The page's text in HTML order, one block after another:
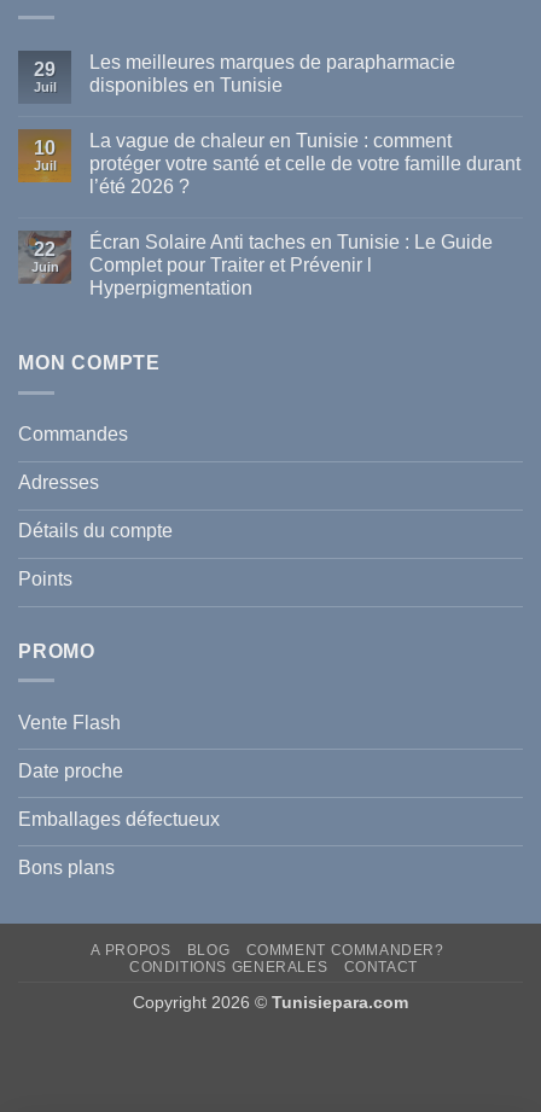
29
Juil
Les meilleures marques de parapharmacie
disponibles en Tunisie
sur
meilleures
marques
disponibles
en
Tunisie
10
Juil
La vague de chaleur en Tunisie : comment
protéger votre santé et celle de votre famille durant
l’été 2026 ?
sur
La
vague
de
comment
et
celle
de
votre
famille
durant
l’été
2026
?
22
Juin
Écran Solaire Anti taches en Tunisie : Le Guide
Complet pour Traiter et Prévenir l
Hyperpigmentation
Écran
Solaire
Tunisie
Guide
pour
Traiter
Prévenir
MON COMPTE
Commandes
Adresses
Détails du compte
Points
PROMO
Vente Flash
Date proche
Emballages défectueux
Bons plans
A PROPOS BLOG
COMMENT COMMANDER?
CONDITIONS GENERALES
CONTACT
Copyright 2026 © Tunisiepara.com